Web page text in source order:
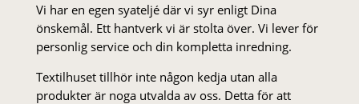
Vi har en egen syateljé där vi syr enligt Dina
önskemål. Ett hantverk vi är stolta över. Vi lever för
personlig service och din kompletta inredning.
Textilhuset tillhör inte någon kedja utan alla
produkter är noga utvalda av oss. Detta för att